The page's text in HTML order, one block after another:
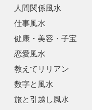
人間関係風水
仕事風水
健康・美容・子宝
恋愛風水
教えてリリアン
数字と風水
旅と引越し風水